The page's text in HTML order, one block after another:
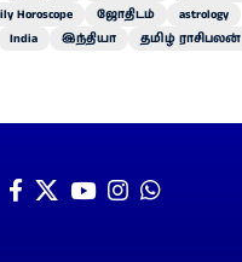
Horoscope ஜோதிடம்
astrology
India இந்தியா தமிழ் ராசிபலன்